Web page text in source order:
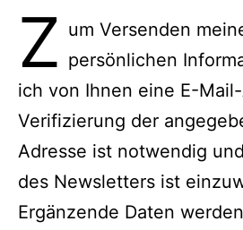
Z um Versenden
persönlichen
ich von Ihnen eine E-
Verifizierung der
Adresse ist notwendig
des Newsletters ist
Ergänzende Daten